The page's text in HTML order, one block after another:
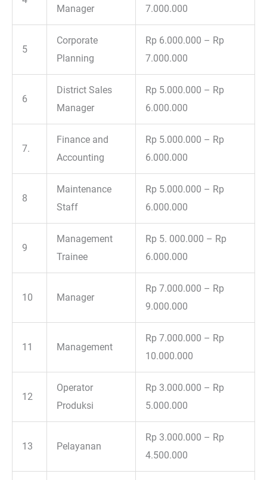
Manager 7.000.000
5
Corporate
Planning
Rp 6.000.000 – Rp
7.000.000
6
District Sales
Manager
Rp 5.000.000 – Rp
6.000.000
7.
Finance and
Accounting
Rp 5.000.000 – Rp
6.000.000
8
Maintenance
Staff
Rp 5.000.000 – Rp
6.000.000
9
Management
Trainee
Rp 5. 000.000 – Rp
6.000.000
10 Manager
Rp 7.000.000 – Rp
9.000.000
11 Management
Rp 7.000.000 – Rp
10.000.000
12
Operator
Produksi
Rp 3.000.000 – Rp
5.000.000
13 Pelayanan
Rp 3.000.000 – Rp
4.500.000